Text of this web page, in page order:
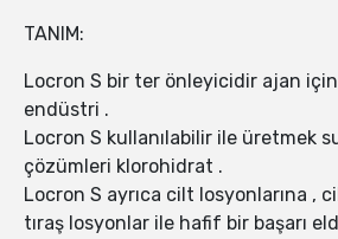
TANIM:
Locron S bir ter önleyicidir ajan
endüstri .
Locron S kullanılabilir ile üretmek
çözümleri klorohidrat .
Locron S ayrıca cilt losyonlarına ,
tıraş losyonlar ile hafif bir başarı